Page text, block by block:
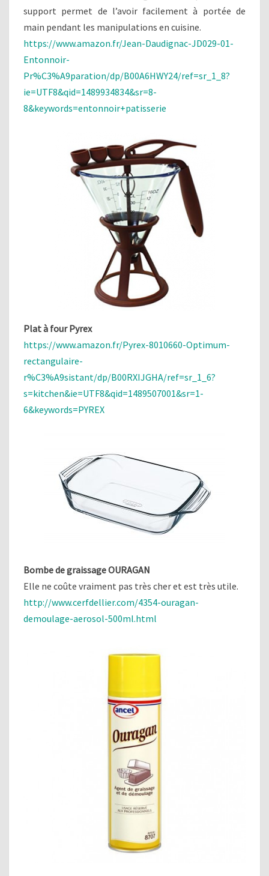
support permet de l’avoir facilement à portée de
main pendant les manipulations en cuisine.
https://www.amazon.fr/Jean-Daudignac-JD029-01-
Entonnoir-
Pr%C3%A9paration/dp/B00A6HWY24/ref=sr_1_8?
ie=UTF8&qid=1489934834&sr=8-
8&keywords=entonnoir+patisserie
Plat à four Pyrex
https://www.amazon.fr/Pyrex-8010660-Optimum-
rectangulaire-
r%C3%A9sistant/dp/B00RXIJGHA/ref=sr_1_6?
s=kitchen&ie=UTF8&qid=1489507001&sr=1-
6&keywords=PYREX
Bombe de graissage OURAGAN
Elle ne coûte vraiment pas très cher et est très utile.
http://www.cerfdellier.com/4354-ouragan-
demoulage-aerosol-500ml.html